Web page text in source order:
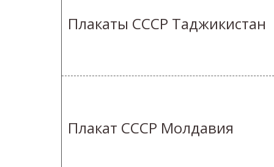
Плакаты СССР Таджикистан
Плакат СССР Молдавия